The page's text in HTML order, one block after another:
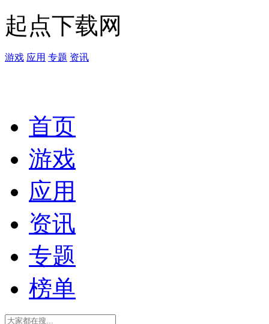
起点下载网
游戏 应用 专题 资讯
首页
游戏
应用
资讯
专题
榜单